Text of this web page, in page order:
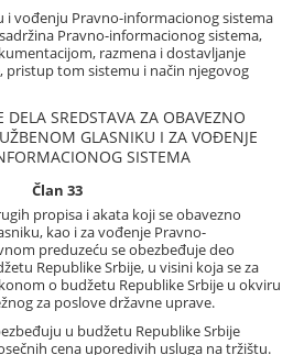
i vođenju Pravno-informacionog sistema
Pravno-informacionog sistema,
razmena i dostavljanje
pristup tom sistemu i način njegovog
DELA SREDSTAVA ZA OBAVEZNO
GLASNIKU I ZA VOĐENJE
SISTEMA
Član 33
propisa i akata koji se obavezno
kao i za vođenje Pravno-
preduzeću se obezbeđuje deo
Republike Srbije, u visini koja se za
o budžetu Republike Srbije u okviru
za poslove državne uprave.
u budžetu Republike Srbije
cena uporedivih usluga na tržištu.